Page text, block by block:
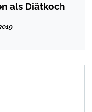
als Diätkoch